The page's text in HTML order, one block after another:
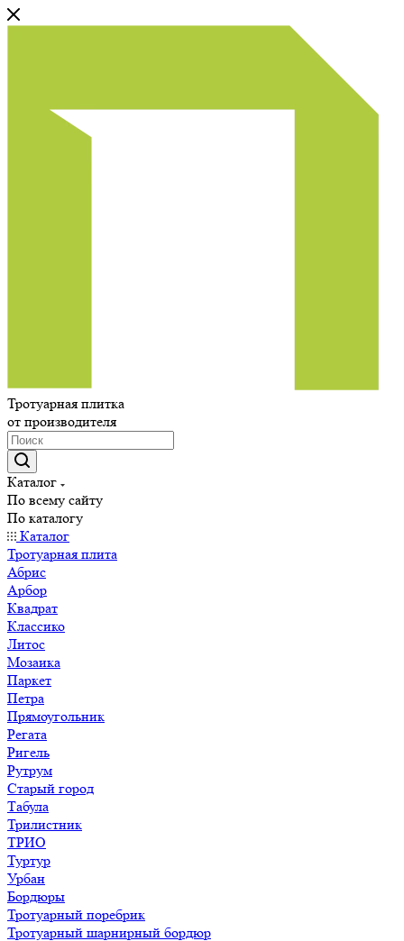
Тротуарная плитка
от производителя
Каталог
По всему сайту
По каталогу
Каталог
Тротуарная плита
Абрис
Арбор
Квадрат
Классико
Литос
Мозаика
Паркет
Петра
Прямоугольник
Регата
Ригель
Рутрум
Старый город
Табула
Трилистник
ТРИО
Туртур
Урбан
Бордюры
Тротуарный поребрик
Тротуарный шарнирный бордюр